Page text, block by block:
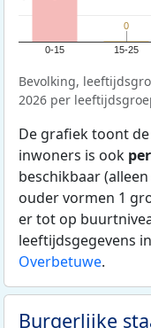
0-15 15-25
0
0
Bevolking,
2026 per
De grafiek toont
inwoners is ook
beschikbaar
ouder vormen 1
er tot op
leeftijdsgegevens
Overbetuwe.
Burgerlijke